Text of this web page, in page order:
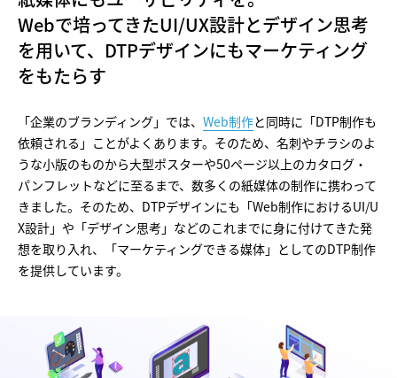
Webで培ってきたUI/UX設計とデザイン思考
を用いて、DTPデザインにもマーケティング
をもたらす
「企業のブランディング」では、 Web制作と同時に「DTP制作も
依頼される」ことがよくあります。そのため、名刺やチラシのよ
うな小版のものから大型ポスターや50ページ以上のカタログ・
パンフレットなどに至るまで、数多くの紙媒体の制作に携わって
きました。そのため、DTPデザインにも「Web制作におけるUI/U
X設計」や「デザイン思考」などのこれまでに身に付けてきた発
想を取り入れ、「マーケティングできる媒体」としてのDTP制作
を提供しています。